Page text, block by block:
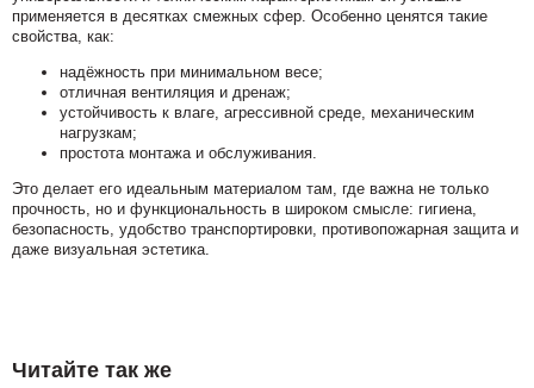
применяется в десятках смежных сфер. Особенно ценятся такие
свойства, как:
надёжность при минимальном весе;
отличная вентиляция и дренаж;
устойчивость к влаге, агрессивной среде, механическим
нагрузкам;
простота монтажа и обслуживания.
Это делает его идеальным материалом там, где важна не только
прочность, но и функциональность в широком смысле: гигиена,
безопасность, удобство транспортировки, противопожарная защита и
даже визуальная эстетика.
Читайте так же